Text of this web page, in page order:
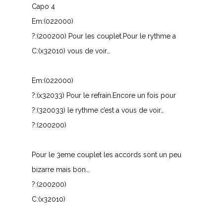
Capo 4
Em:(022000)
?:(200200) Pour les couplet.Pour le rythme a
C:(x32010) vous de voir…
Em:(022000)
?:(x32033) Pour le refrain.Encore un fois pour
?:(320033) le rythme c’est a vous de voir…
?:(200200)
Pour le 3eme couplet les accords sont un peu
bizarre mais bon…
?:(200200)
C:(x32010)
P
S
U